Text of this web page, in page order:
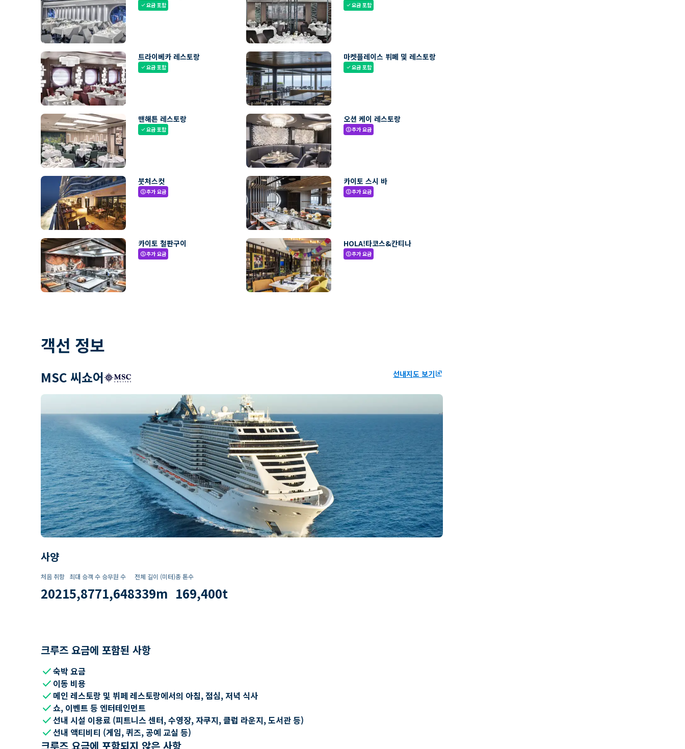
check요금 포함 check요금 포함
트라이베카 레스토랑
check요금 포함
마켓플레이스 뷔페 및 레스토랑
check요금 포함
맨해튼 레스토랑
check요금 포함
오션 케이 레스토랑
paid추가 요금
붓처스컷
paid추가 요금
카이토 스시 바
paid추가 요금
카이토 철판구이
paid추가 요금
HOLA!타코스&칸티나
paid추가 요금
객선 정보
MSC 씨쇼어 선내지도 보기ungroup
사양
처음 취항
2021
최대 승객 수
5,877
승무원 수
1,648
전체 길이 (미터)
339m
총 톤수
169,400t
크루즈 요금에 포함된 사항
check숙박 요금
check 이동 비용
check 메인 레스토랑 및 뷔페 레스토랑에서의 아침, 점심, 저녁 식사
check쇼, 이벤트 등 엔터테인먼트
check선내 시설 이용료 (피트니스 센터, 수영장, 자쿠지, 클럽 라운지, 도서관 등)
check선내 액티비티 (게임, 퀴즈, 공예 교실 등)
크루즈 요금에 포함되지 않은 사항